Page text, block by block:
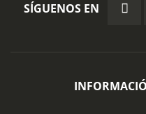
SÍGUENOS EN